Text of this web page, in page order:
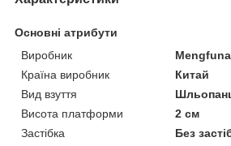
Основні атрибути
Виробник
Mengfuna
Країна виробник
Китай
Вид взуття
Висота платформи
2 см
Застібка
Без